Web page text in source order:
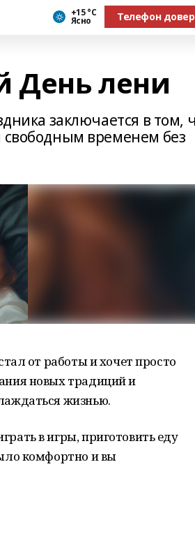
+15 °С
Ясно Телефон
День лени
заключается в том,
свободным временем без
от работы и хочет просто
новых традиций и
жизнью.
в игры, приготовить еду
комфортно и вы